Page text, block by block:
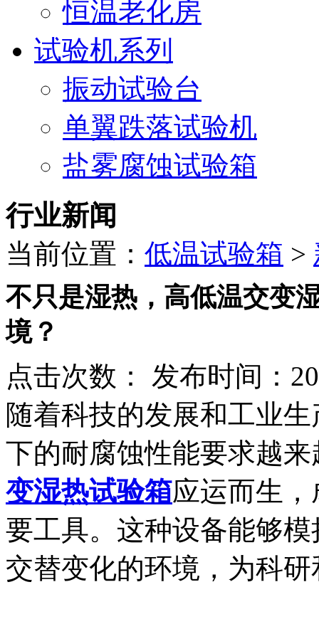
恒温老化房
试验机系列
振动试验台
单翼跌落试验机
盐雾腐蚀试验箱
行业新闻
当前位置： 低温试验箱 >
不只是湿热，高低温交变
境？
点击次数：
发布时间：
随着科技的发展和工业
下的耐腐蚀性能要求越
变湿热试验箱应运而生
要工具。这种设备能够
交替变化的环境，为科